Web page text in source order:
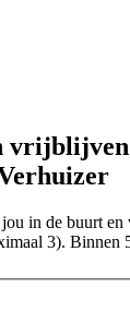
in de buurt en
3). Binnen